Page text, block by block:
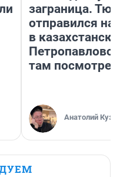
заграница.
отправился
в
там
Анатолий